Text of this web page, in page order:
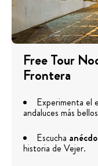
Free Tour
Frontera
Experimenta el
andaluces más
Escucha
historia de Vejer.